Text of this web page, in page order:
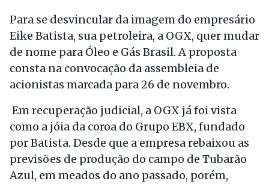
Para se desvincular da imagem do empresário
Eike Batista, sua petroleira, a OGX, quer mudar
de nome para Óleo e Gás Brasil. A proposta
consta na convocação da assembleia de
acionistas marcada para 26 de novembro.
Em recuperação judicial, a OGX já foi vista
como a jóia da coroa do Grupo EBX, fundado
por Batista. Desde que a empresa rebaixou as
previsões de produção do campo de Tubarão
Azul, em meados do ano passado, porém,